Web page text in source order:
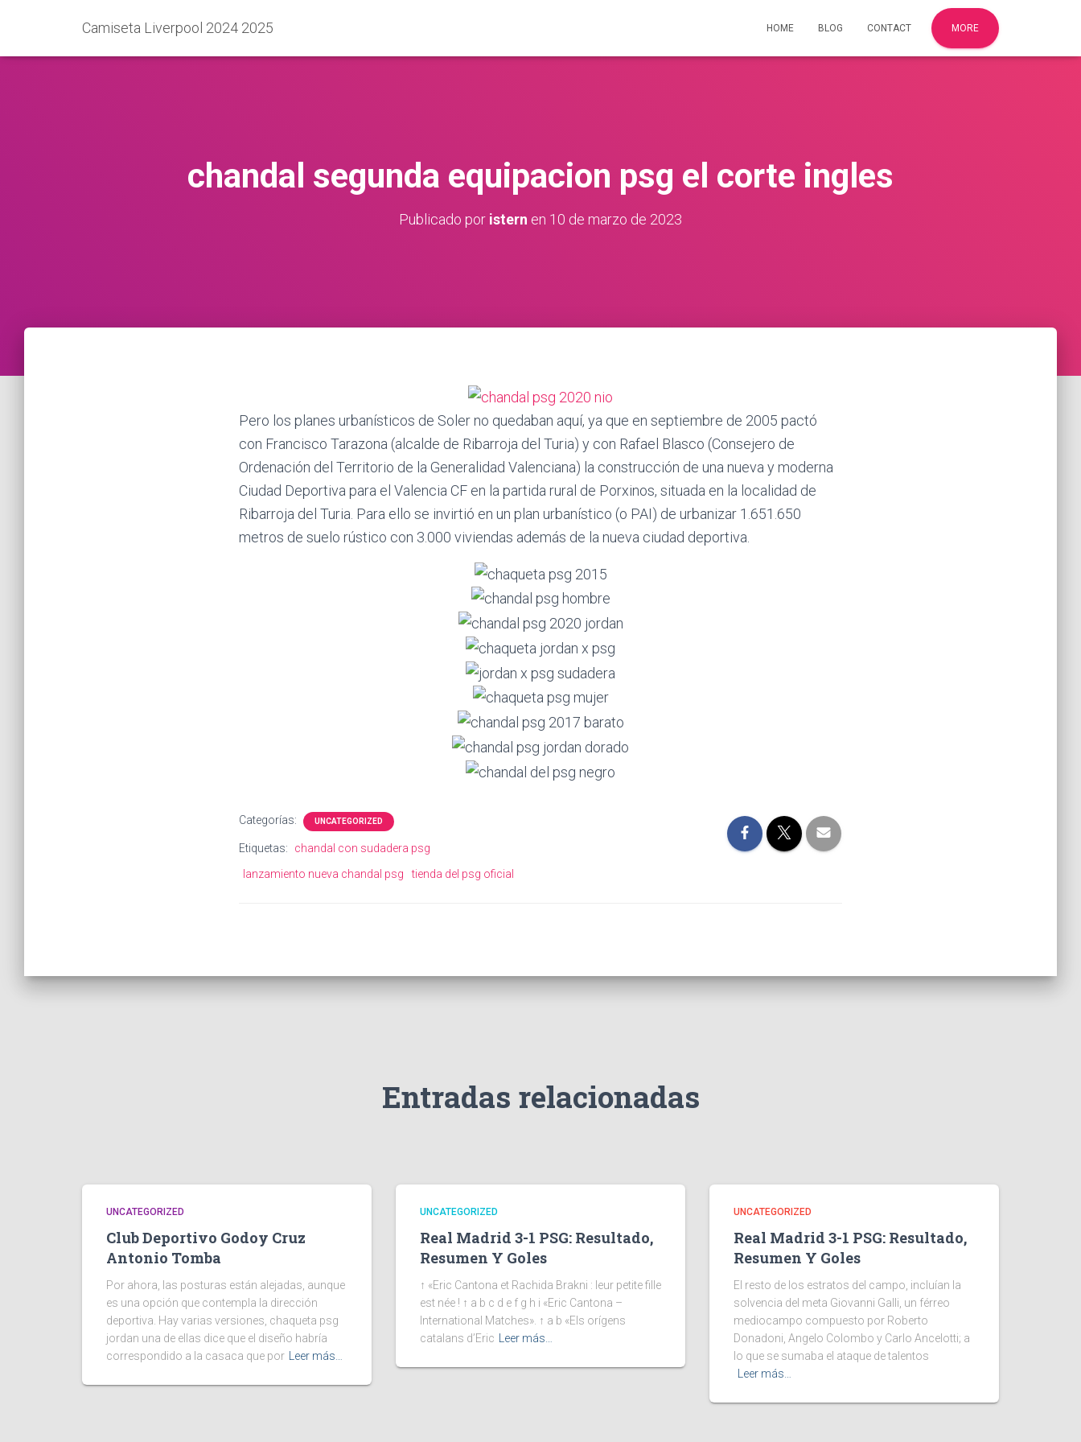
Camiseta Liverpool 2024 2025 HOME BLOG CONTACT MORE
chandal segunda equipacion psg el corte ingles
Publicado por istern en 10 de marzo de 2023
Pero los planes urbanísticos de Soler no quedaban aquí, ya que en septiembre de 2005 pactó
con Francisco Tarazona (alcalde de Ribarroja del Turia) y con Rafael Blasco (Consejero de
Ordenación del Territorio de la Generalidad Valenciana) la construcción de una nueva y moderna
Ciudad Deportiva para el Valencia CF en la partida rural de Porxinos, situada en la localidad de
Ribarroja del Turia. Para ello se invirtió en un plan urbanístico (o PAI) de urbanizar 1.651.650
metros de suelo rústico con 3.000 viviendas además de la nueva ciudad deportiva.
Categorías: UNCATEGORIZED
Etiquetas:
chandal con sudadera psg
lanzamiento nueva chandal psg
tienda del psg oficial
Entradas relacionadas
UNCATEGORIZED
Club Deportivo Godoy Cruz
Antonio Tomba
Por ahora, las posturas están alejadas, aunque
es una opción que contempla la dirección
deportiva. Hay varias versiones, chaqueta psg
jordan una de ellas dice que el diseño habría
correspondido a la casaca que por
Leer más…
UNCATEGORIZED
Real Madrid 3-1 PSG: Resultado,
Resumen Y Goles
↑ «Eric Cantona et Rachida Brakni : leur petite fille
est née ! ↑ a b c d e f g h i «Eric Cantona –
International Matches». ↑ a b «Els orígens
catalans d’Eric
Leer más…
UNCATEGORIZED
Real Madrid 3-1 PSG: Resultado,
Resumen Y Goles
El resto de los estratos del campo, incluían la
solvencia del meta Giovanni Galli, un férreo
mediocampo compuesto por Roberto
Donadoni, Angelo Colombo y Carlo Ancelotti; a
lo que se sumaba el ataque de talentos
Leer más…